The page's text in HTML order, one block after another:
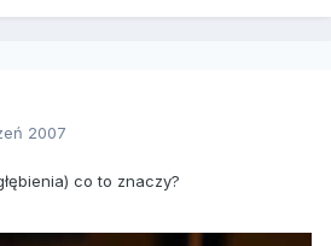
2007
co to znaczy?